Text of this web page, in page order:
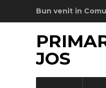
Bun venit in
JOS